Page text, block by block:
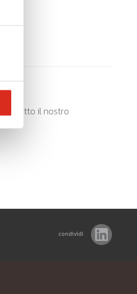
tutto il nostro
condividi